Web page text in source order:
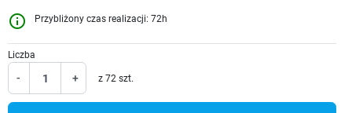
info_outline Przybliżony czas realizacji: 72h
Liczba
- + z 72 szt.